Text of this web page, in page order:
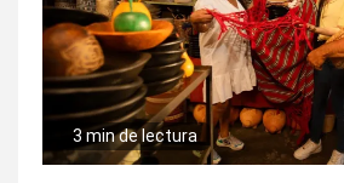
3 min de lectura